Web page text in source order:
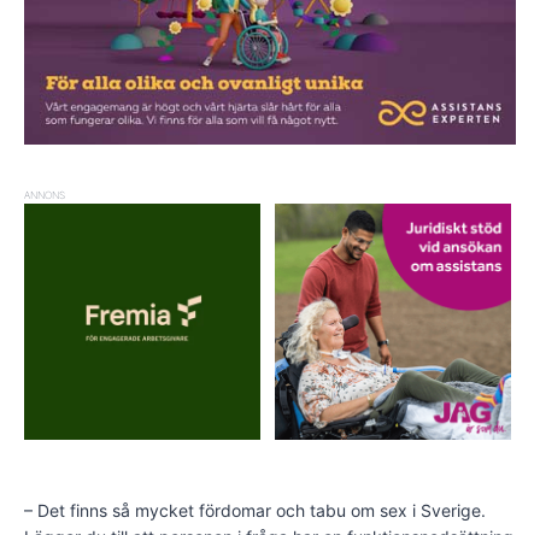
ANNONS
– Det finns så mycket fördomar och tabu om sex i Sverige.